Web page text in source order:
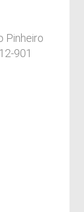
Pinheiro
901